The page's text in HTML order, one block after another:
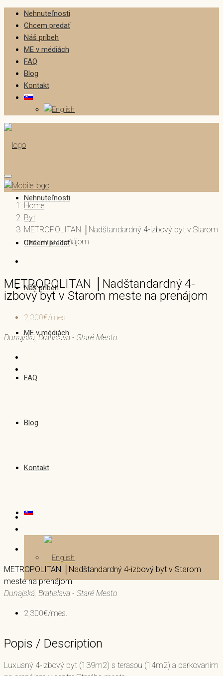
Nehnuteľnosti
Chcem predať
Náš príbeh
ME v médiách
FAQ
Blog
Kontakt
Nehnuteľnosti
Chcem predať
Náš príbeh
ME v médiách
FAQ
Blog
Kontakt
Home
Byt
METROPOLITAN │Nadštandardný 4-izbový byt v Starom
meste na prenájom
METROPOLITAN │Nadštandardný 4-
izbový byt v Starom meste na prenájom
2,300€/mes.
Dunajská, Bratislava - Staré Mesto
METROPOLITAN │Nadštandardný 4-izbový byt v Starom
meste na prenájom
Dunajská, Bratislava - Staré Mesto
2,300€/mes.
Popis / Description
Luxusný 4-izbový byt (139m2) s terasou (14m2) a parkovaním